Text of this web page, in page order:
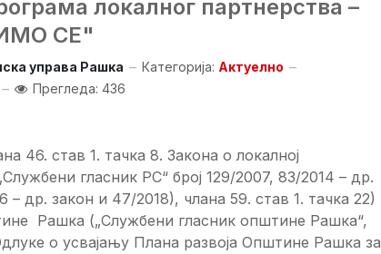
локалног партнерства –
СЕ"
управа Рашка Категорија: Актуелно
Прегледа: 436
46. став 1. тачка 8. Закона о локалној
гласник РС“ број 129/2007, 83/2014 – др.
– др. закон и 47/2018), члана 59. став 1. тачка 22)
Рашка („Службени гласник општине Рашка“,
о усвајању Плана развоја Општине Рашка за